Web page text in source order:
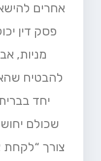
אחרים
פסק דין
מניות,
להבטיח
יחד
שכולם
צורך “לקחת